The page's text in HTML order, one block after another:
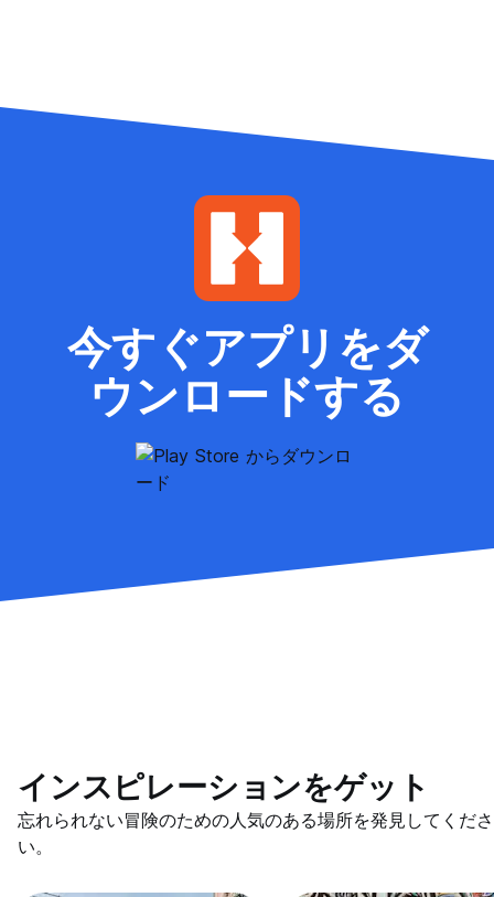
今すぐアプリをダ
ウンロードする
インスピレーションをゲット
忘れられない冒険のための人気のある場所を発見してくださ
い。